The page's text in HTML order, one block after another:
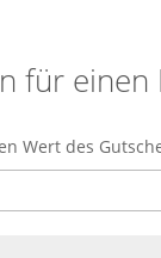
für einen
Wert des